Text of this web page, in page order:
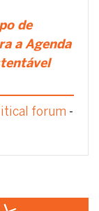
de
a Agenda
forum -